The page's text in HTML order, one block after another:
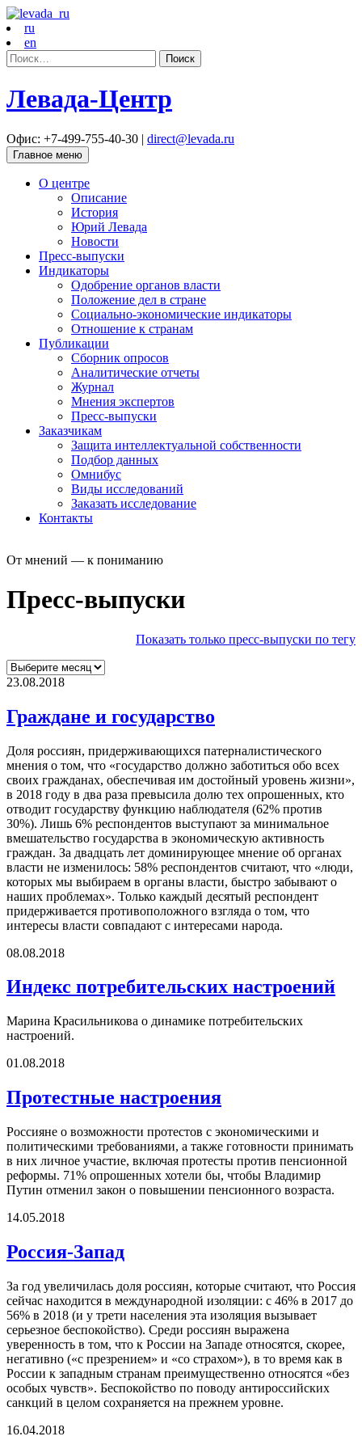
ru
en
Найти:
Левада-Центр
Офис: +7-499-755-40-30 | direct@levada.ru
Главное меню
О центре
Описание
История
Юрий Левада
Новости
Пресс-выпуски
Индикаторы
Одобрение органов власти
Положение дел в стране
Социально-экономические индикаторы
Отношение к странам
Публикации
Сборник опросов
Аналитические отчеты
Журнал
Мнения экспертов
Пресс-выпуски
Заказчикам
Защита интеллектуальной собственности
Подбор данных
Омнибус
Виды исследований
Заказать исследование
Контакты
От мнений — к пониманию
Пресс-выпуски
Показать только пресс-выпуски по тегу
23.08.2018
Граждане и государство
Доля россиян, придерживающихся патерналистического
мнения о том, что «государство должно заботиться обо всех
своих гражданах, обеспечивая им достойный уровень жизни»,
в 2018 году в два раза превысила долю тех опрошенных, кто
отводит государству функцию наблюдателя (62% против
30%). Лишь 6% респондентов выступают за минимальное
вмешательство государства в экономическую активность
граждан. За двадцать лет доминирующее мнение об органах
власти не изменилось: 58% респондентов считают, что «люди,
которых мы выбираем в органы власти, быстро забывают о
наших проблемах». Только каждый десятый респондент
придерживается противоположного взгляда о том, что
интересы власти совпадают с интересами народа.
08.08.2018
Индекс потребительских настроений
Марина Красильникова о динамике потребительских
настроений.
01.08.2018
Протестные настроения
Россияне о возможности протестов с экономическими и
политическими требованиями, а также готовности принимать
в них личное участие, включая протесты против пенсионной
реформы. 71% опрошенных хотели бы, чтобы Владимир
Путин отменил закон о повышении пенсионного возраста.
14.05.2018
Россия-Запад
За год увеличилась доля россиян, которые считают, что Россия
сейчас находится в международной изоляции: с 46% в 2017 до
56% в 2018 (и у трети населения эта изоляция вызывает
серьезное беспокойство). Среди россиян выражена
уверенность в том, что к России на Западе относятся, скорее,
негативно («с презрением» и «со страхом»), в то время как в
России к западным странам преимущественно относятся «без
особых чувств». Беспокойство по поводу антироссийских
санкций в целом сохраняется на прежнем уровне.
16.04.2018